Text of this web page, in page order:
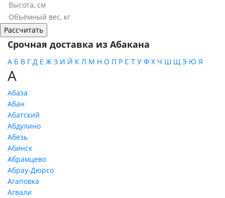
Срочная доставка из Абакана
А Б В Г Д Е Ж З И Й К Л М Н О П Р С Т У Ф Х Ч Ш Щ Э Ю Я
А
Абаза
Абан
Абатский
Абдулино
Абезь
Абинск
Абрамцево
Абрау-Дюрсо
Агаповка
Агвали